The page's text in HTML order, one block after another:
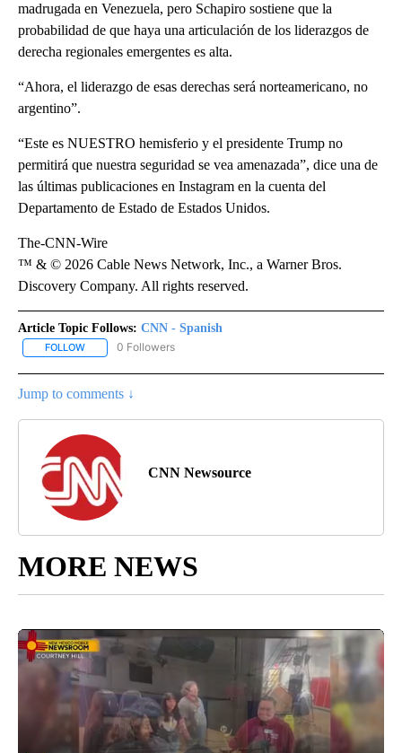
madrugada en Venezuela, pero Schapiro sostiene que la
probabilidad de que haya una articulación de los liderazgos de
derecha regionales emergentes es alta.
“Ahora, el liderazgo de esas derechas será norteamericano, no
argentino”.
“Este es NUESTRO hemisferio y el presidente Trump no
permitirá que nuestra seguridad se vea amenazada”, dice una de
las últimas publicaciones en Instagram en la cuenta del
Departamento de Estado de Estados Unidos.
The-CNN-Wire
™ & © 2026 Cable News Network, Inc., a Warner Bros.
Discovery Company. All rights reserved.
Article Topic Follows: CNN - Spanish
FOLLOW FOLLOW "CNN - SPANISH" TO RECEIVE NOTIFICATIONS ABOUT
0 Followers
Jump to comments ↓
CNN Newsource
MORE NEWS